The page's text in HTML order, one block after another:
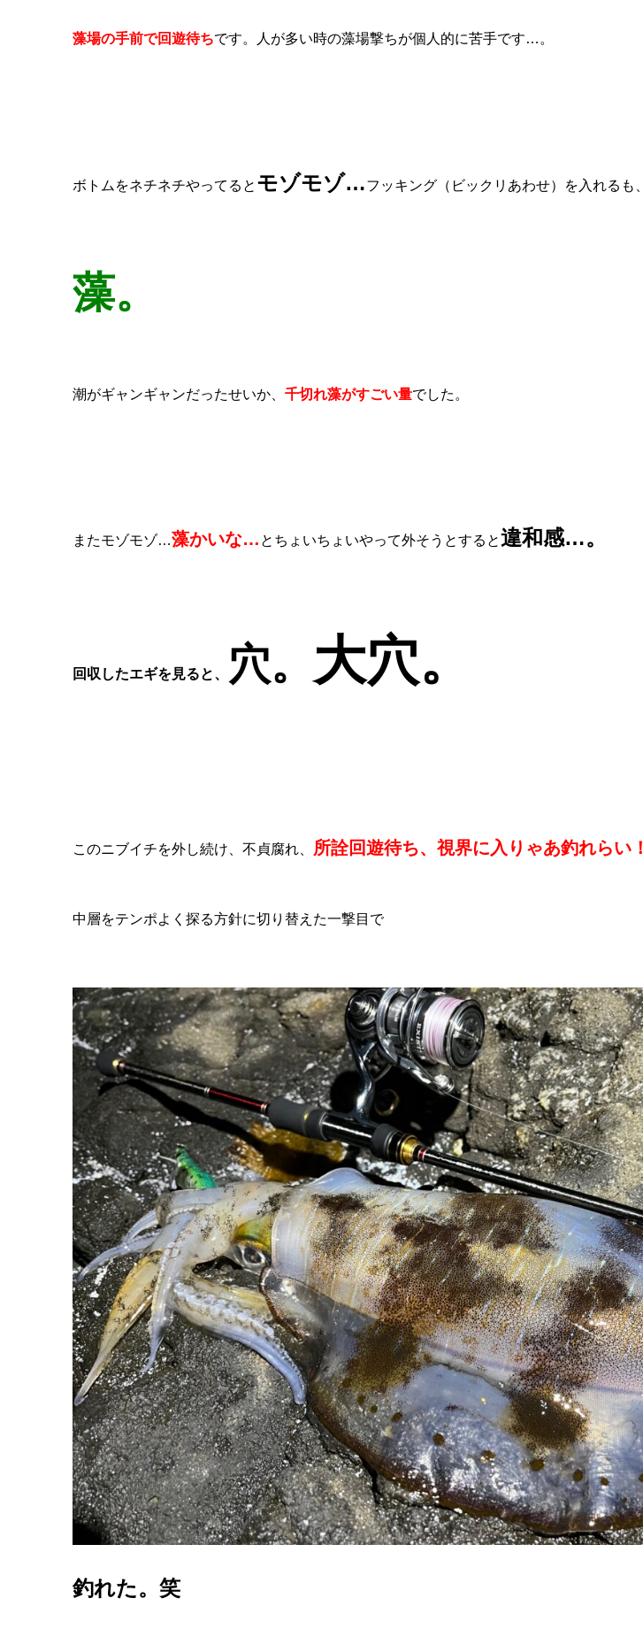
藻場の手前で回遊待ちです。人が多い時の藻場撃ちが個人的に苦手です…。
ボトムをネチネチやってると モゾモゾ…フッキング（ビックリあわせ）を入れるも、
藻。
潮がギャンギャンだったせいか、 千切れ藻がすごい量でした。
またモゾモゾ…藻かいな… とちょいちょいやって外そうとすると違和感…。
回収したエギを見ると、 穴。 大穴。
このニブイチを外し続け、不貞腐れ、 所詮回遊待ち、視界に入りゃあ釣れらい！
中層をテンポよく探る方針に切り替えた一撃目で
釣れた。笑